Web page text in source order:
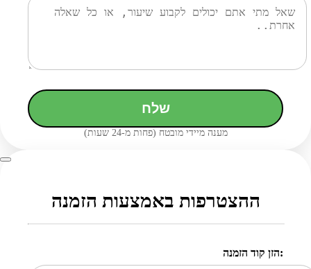
שלח
מענה מיידי מובטח (פחות מ-24 שעות)
ההצטרפות באמצעות הזמנה
הזן קוד הזמנה: